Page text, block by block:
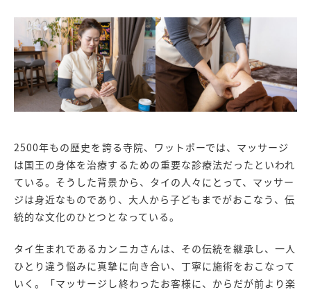
2500年もの歴史を誇る寺院、ワットポーでは、マッサージ
は国王の身体を治療するための重要な診療法だったといわれ
ている。そうした背景から、タイの人々にとって、マッサー
ジは身近なものであり、大人から子どもまでがおこなう、伝
統的な文化のひとつとなっている。
タイ生まれであるカンニカさんは、その伝統を継承し、一人
ひとり違う悩みに真摯に向き合い、丁寧に施術をおこなって
いく。「マッサージし終わったお客様に、からだが前より楽